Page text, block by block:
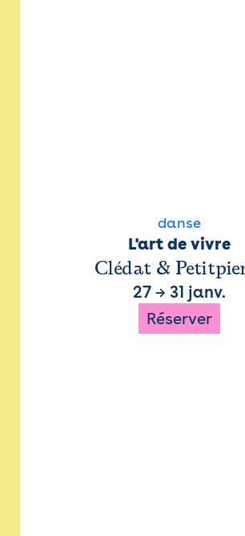
danse
L'art de vivre
Clédat &
27 → 31 janv.
Réserver